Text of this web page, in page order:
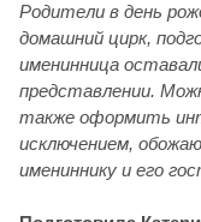
Родители в день
домашний цирк,
именинница
представлении.
также оформить
исключением,
имениннику и его